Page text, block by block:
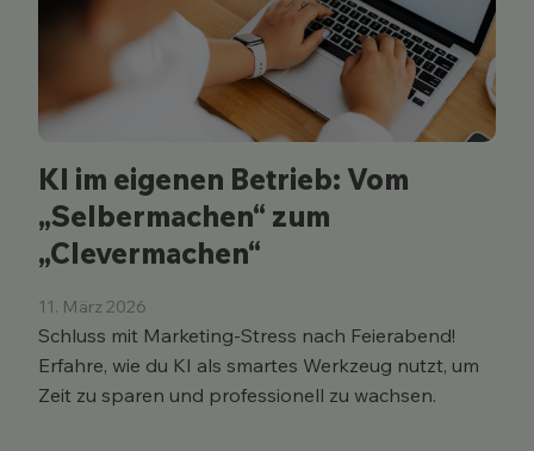
KI im eigenen Betrieb: Vom
„Selbermachen“ zum
„Clevermachen“
11. März 2026
Schluss mit Marketing-Stress nach Feierabend!
Erfahre, wie du KI als smartes Werkzeug nutzt, um
Zeit zu sparen und professionell zu wachsen.